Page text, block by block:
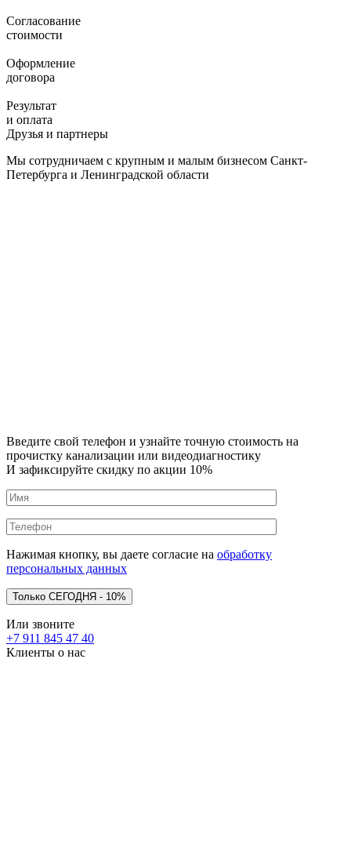
Согласование
стоимости
Оформление
договора
Результат
и оплата
Друзья и партнеры
Мы сотрудничаем с крупным и малым бизнесом Санкт-
Петербурга и Ленинградской области
Введите свой телефон и узнайте точную стоимость на
прочистку канализации или видеодиагностику
И зафиксируйте скидку по акции 10%
Нажимая кнопку, вы даете согласие на обработку
персональных данных
Или звоните
+7 911 845 47 40
Клиенты о нас